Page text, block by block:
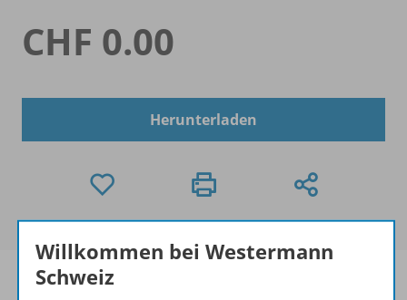
CHF 0.00
Herunterladen
Willkommen bei Westermann
Schweiz